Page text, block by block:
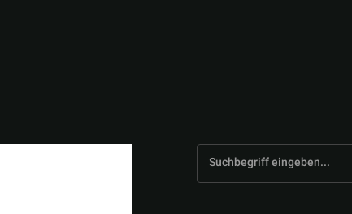
Suchbegriff eingeben...